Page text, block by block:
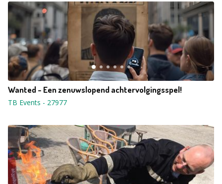
Wanted - Een zenuwslopend achtervolgingsspel!
TB Events - 27977